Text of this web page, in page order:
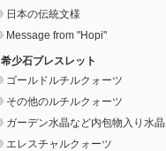
日本の伝統文様
Message from "Hopi"
希少石ブレスレット
ゴールドルチルクォーツ
その他のルチルクォーツ
ガーデン水晶など内包物入り水晶
エレスチャルクォーツ